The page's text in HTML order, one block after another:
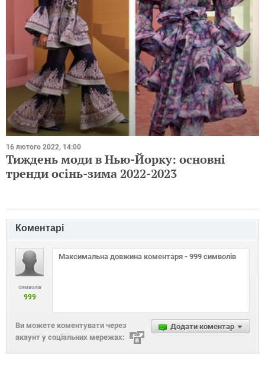
16 лютого 2022, 14:00
Тиждень моди в Нью-Йорку: основні
тренди осінь-зима 2022-2023
Коментарі
символів
999
Додати коментар
Ви можете коментувати через
акаунт у соціальних мережах: